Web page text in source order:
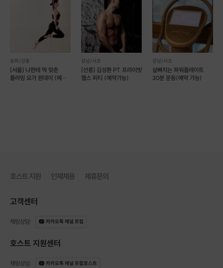
송파/강동
[서울] 나한테 딱 맞춘
플라잉 요가 원데이 (예약
강남/서초
[선릉] 김성환 PT 프라이빗
헬스 피티 (예약가능)
강남/서초
살빠지는 파워플레이트
30분 운동(예약 가능)
호스트 지원 인재채용 제휴문의
고객센터
채팅상담: 카카오톡 채널 프립
호스트 지원센터
채팅상담: 카카오톡 채널 프립호스트